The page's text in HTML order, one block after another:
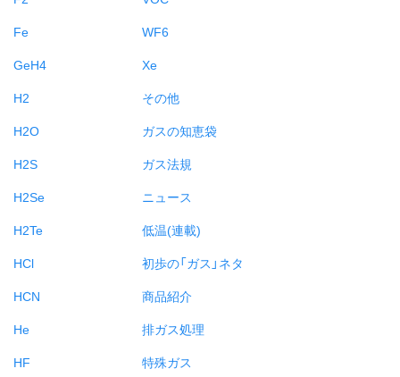
Fe
GeH4
H2
H2O
H2S
H2Se
H2Te
HCl
HCN
He
HF
WF6
Xe
その他
ガスの知恵袋
ガス法規
ニュース
低温(連載)
初歩の「ガス」ネタ
商品紹介
排ガス処理
特殊ガス